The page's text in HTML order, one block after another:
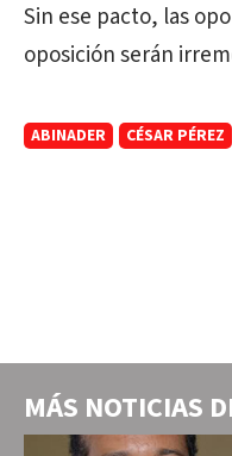
Sin ese pacto, las
oposición serán
ABINADER CÉSAR PÉREZ
MÁS NOTICIAS